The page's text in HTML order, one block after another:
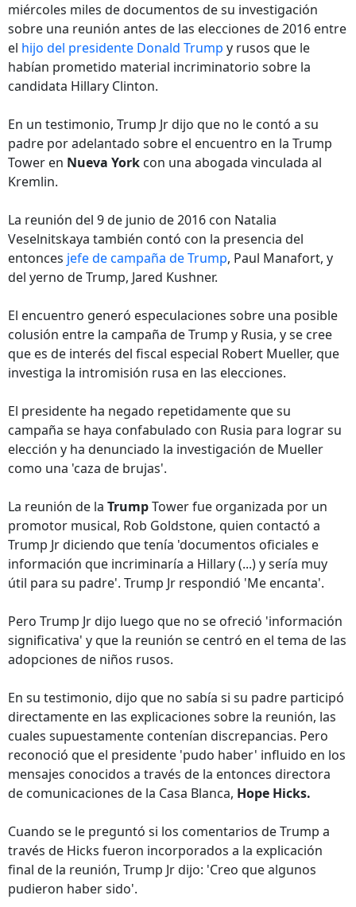
miércoles miles de documentos de su investigación
sobre una reunión antes de las elecciones de 2016 entre
el hijo del presidente Donald Trump y rusos que le
habían prometido material incriminatorio sobre la
candidata Hillary Clinton.
En un testimonio, Trump Jr dijo que no le contó a su
padre por adelantado sobre el encuentro en la Trump
Tower en Nueva York con una abogada vinculada al
Kremlin.
La reunión del 9 de junio de 2016 con Natalia
Veselnitskaya también contó con la presencia del
entonces jefe de campaña de Trump, Paul Manafort, y
del yerno de Trump, Jared Kushner.
El encuentro generó especulaciones sobre una posible
colusión entre la campaña de Trump y Rusia, y se cree
que es de interés del fiscal especial Robert Mueller, que
investiga la intromisión rusa en las elecciones.
El presidente ha negado repetidamente que su
campaña se haya confabulado con Rusia para lograr su
elección y ha denunciado la investigación de Mueller
como una 'caza de brujas'.
La reunión de la TrumpTower fue organizada por un
promotor musical, Rob Goldstone, quien contactó a
Trump Jr diciendo que tenía 'documentos oficiales e
información que incriminaría a Hillary (...) y sería muy
útil para su padre'. Trump Jr respondió 'Me encanta'.
Pero Trump Jr dijo luego que no se ofreció 'información
significativa' y que la reunión se centró en el tema de las
adopciones de niños rusos.
En su testimonio, dijo que no sabía si su padre participó
directamente en las explicaciones sobre la reunión, las
cuales supuestamente contenían discrepancias. Pero
reconoció que el presidente 'pudo haber' influido en los
mensajes conocidos a través de la entonces directora
de comunicaciones de la Casa Blanca, Hope Hicks.
Cuando se le preguntó si los comentarios de Trump a
través de Hicks fueron incorporados a la explicación
final de la reunión, Trump Jr dijo: 'Creo que algunos
pudieron haber sido'.